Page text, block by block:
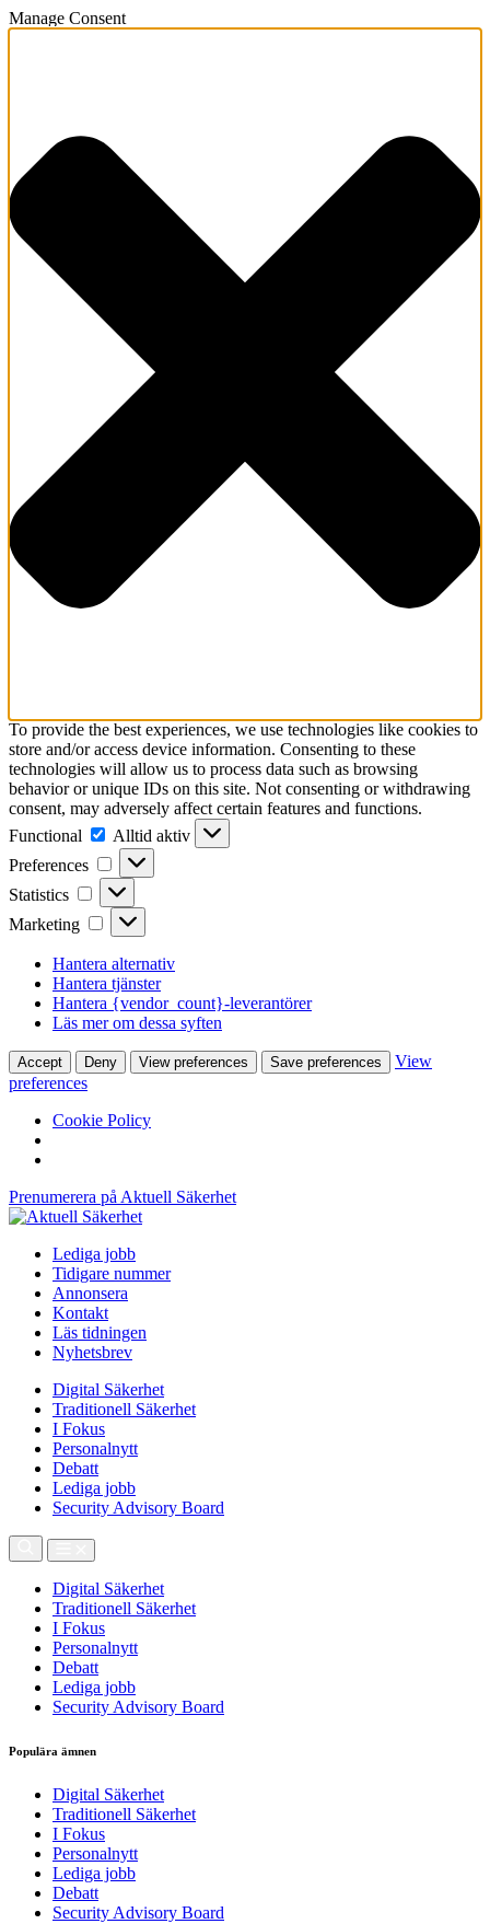
Manage Consent
To provide the best experiences, we use technologies like cookies to
store and/or access device information. Consenting to these
technologies will allow us to process data such as browsing
behavior or unique IDs on this site. Not consenting or withdrawing
consent, may adversely affect certain features and functions.
Functional
Functional
Alltid aktiv
Preferences
Preferences
Statistics Statistics
Marketing Marketing
Hantera alternativ
Hantera tjänster
Hantera {vendor_count}-leverantörer
Läs mer om dessa syften
Accept Deny View preferences Save preferences
View
preferences
Cookie Policy
Prenumerera på Aktuell Säkerhet
Lediga jobb
Tidigare nummer
Annonsera
Kontakt
Läs tidningen
Nyhetsbrev
Digital Säkerhet
Traditionell Säkerhet
I Fokus
Personalnytt
Debatt
Lediga jobb
Security Advisory Board
Digital Säkerhet
Traditionell Säkerhet
I Fokus
Personalnytt
Debatt
Lediga jobb
Security Advisory Board
Populära ämnen
Digital Säkerhet
Traditionell Säkerhet
I Fokus
Personalnytt
Lediga jobb
Debatt
Security Advisory Board